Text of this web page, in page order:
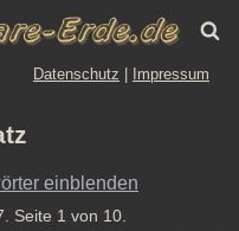
Datenschutz Impressum
einblenden
Seite 1 von 10.